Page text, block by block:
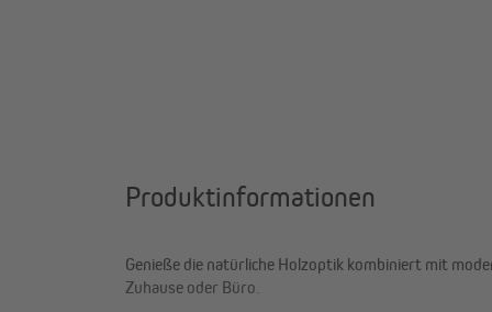
Produktinformationen
Genieße die natürliche Holzoptik kombiniert mit
Zuhause oder Büro.